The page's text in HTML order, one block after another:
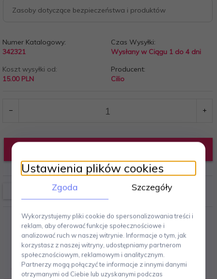
Zasoby dotyczące bezpieczeństwa i produktów
Numer Katalogowy:
342321
Czas Wysyłki:
Wysłany w Ciągu 1 do 4 dni
Koszt wysyłki od:
15.00 PLN
Producent:
Cilio
OPIS PRODUKTU
Ustawienia plików cookies
Zgoda Szczegóły
Wykorzystujemy pliki cookie do spersonalizowania treści i
reklam, aby oferować funkcje społecznościowe i
analizować ruch w naszej witrynie. Informacje o tym, jak
korzystasz z naszej witryny, udostępniamy partnerom
społecznościowym, reklamowym i analitycznym.
Partnerzy mogą połączyć te informacje z innymi danymi
otrzymanymi od Ciebie lub uzyskanymi podczas